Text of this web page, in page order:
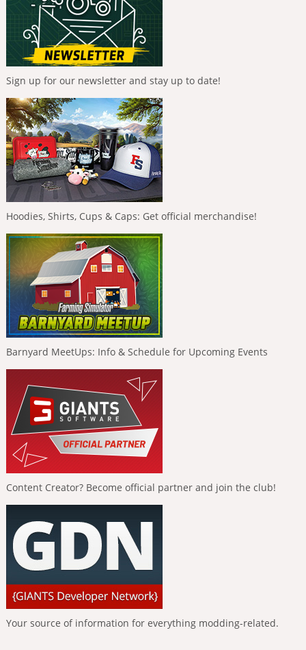
Sign up for our newsletter and stay up to date!
Hoodies, Shirts, Cups & Caps: Get official merchandise!
Barnyard MeetUps: Info & Schedule for Upcoming Events
Content Creator? Become official partner and join the club!
Your source of information for everything modding-related.